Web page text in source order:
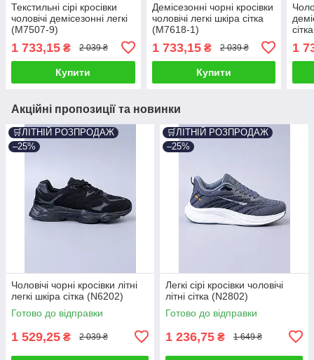
Текстильні сірі кросівки
чоловічі демісезонні легкі
(M7507-9)
1 733,15 ₴ 2 039 ₴
Купити
Демісезонні чорні кросівки
чоловічі легкі шкіра сітка
(M7618-1)
1 733,15₴ 2 039 ₴
Купити
1
Акційні пропозиції та новинки
🛒ЛІТНІЙ РОЗПРОДАЖ
–25%
Чоловічі чорні кросівки літні
легкі шкіра сітка (N6202)
Готово до відправки
1 529,25 ₴ 2 039 ₴
🛒ЛІТНІЙ РОЗПРОДАЖ
–25%
Легкі сірі кросівки чоловічі
літні сітка (N2802)
Готово до відправки
1 236,75 ₴ 1 649 ₴